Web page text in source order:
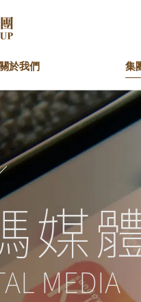
關於我們
們的理念 主席
務架構
集
融
皇資本集團
皇金融集團
鐘錶
英皇
要聲明
少年發展 社區
入英皇團隊
媒
MEDIA